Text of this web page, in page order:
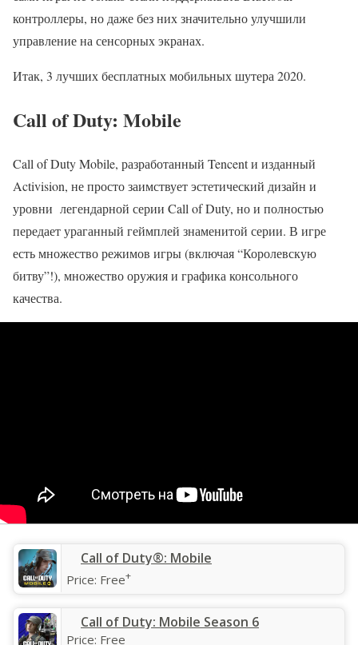
контроллеры, но даже без них значительно улучшили
управление на сенсорных экранах.
Итак, 3 лучших бесплатных мобильных шутера 2020.
Call of Duty: Mobile
Call of Duty Mobile, разработанный Tencent и изданный
Activision, не просто заимствует эстетический дизайн и
уровни легендарной серии Call of Duty, но и полностью
передает ураганный геймплей знаменитой серии. В игре
есть множество режимов игры (включая “Королевскую
битву”!), множество оружия и графика консольного
качества.
‎Call of Duty®: Mobile
Price: Free+
Call of Duty: Mobile Season 6
Price: Free